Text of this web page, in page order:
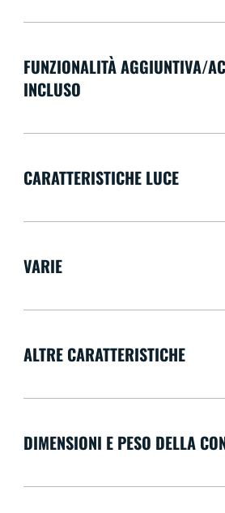
FUNZIONALITÀ AGGIUNTIVA/
INCLUSO
CARATTERISTICHE LUCE
VARIE
ALTRE CARATTERISTICHE
DIMENSIONI E PESO DELLA